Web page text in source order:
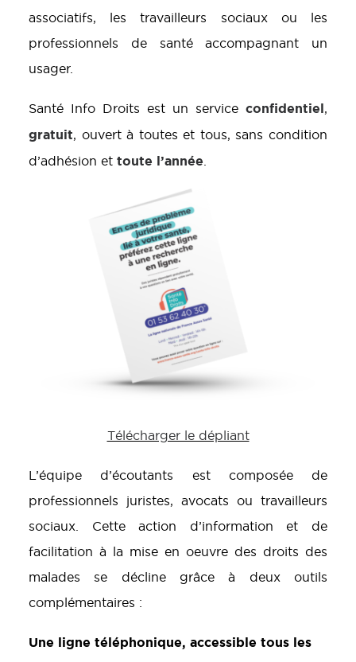
associatifs, les travailleurs sociaux ou les
professionnels de santé accompagnant un
usager.
Santé Info Droits est un service confidentiel,
gratuit, ouvert à toutes et tous, sans condition
d’adhésion et toute l’année
Télécharger le dépliant
L’équipe d’écoutants est composée de
professionnels juristes, avocats ou travailleurs
sociaux. Cette action d’information et de
facilitation à la mise en oeuvre des droits des
malades se décline grâce à deux outils
complémentaires :
Une ligne téléphonique, accessible tous les